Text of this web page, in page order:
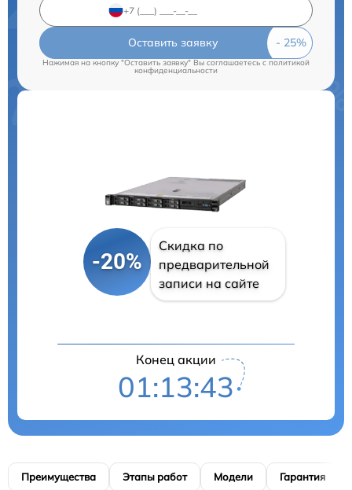
Оставить заявку
Нажимая на кнопку "Оставить заявку" Вы соглашаетесь c политикой
конфиденциальности
-20%
Скидка по
предварительной
записи на сайте
Конец акции
01:13:42
Преимущества Этапы работ Модели Гарантия